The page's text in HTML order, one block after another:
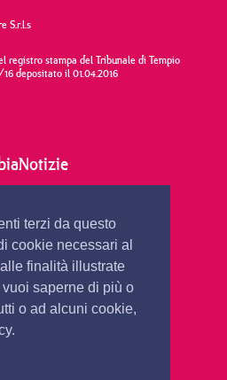
terzi da questo
cookie necessari al
finalità illustrate
saperne di più o
o ad alcuni cookie,
S.r.l.s
registro stampa del Tribunale di Tempio
depositato il 01.04.2016